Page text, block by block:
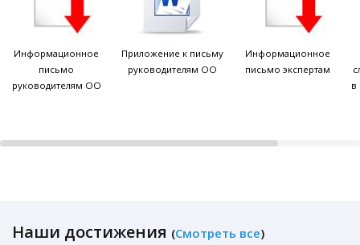
Информационное
письмо
руководителям ОО
Приложение к письму
руководителям ОО
Информационное
письмо экспертам
в
Наши достижения (Смотреть все)